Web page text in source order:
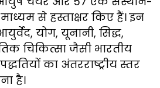
से हस्ताक्षर किए हैं। इन
योग, यूनानी, सिद्ध,
चिकित्सा जैसी भारतीय
का अंतरराष्ट्रीय स्तर
है।